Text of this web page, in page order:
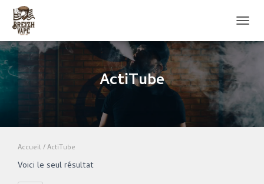
ActiTube
Accueil/ ActiTube
Voici le seul résultat